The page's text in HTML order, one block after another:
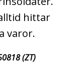
hittar
varor.
(ZT)